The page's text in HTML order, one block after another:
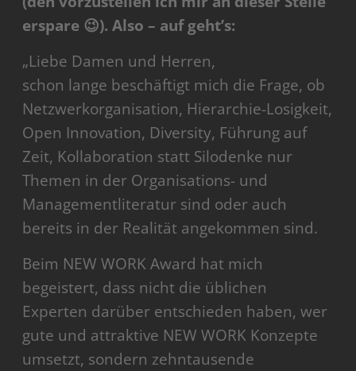
erspare 😉). Also – auf geht’s:
„Liebe Damen und Herren,
schon lange beschäftigt mich die Frage, ob
Netzwerkorganisation, Hierarchie-Losigkeit,
Open Innovation, Diversity, Führung auf
Zeit, Kollaboration statt Silodenke nur
Themen in der Organisations- und
Managementliteratur sind oder auch
bereits in der Realität angekommen sind.
Beim NEW WORK Award hat mich
begeistert, dass nicht die üblichen
Experten darüber entschieden haben, wer
gute und attraktive NEW WORK Konzepte
umsetzt, sondern zehntausende